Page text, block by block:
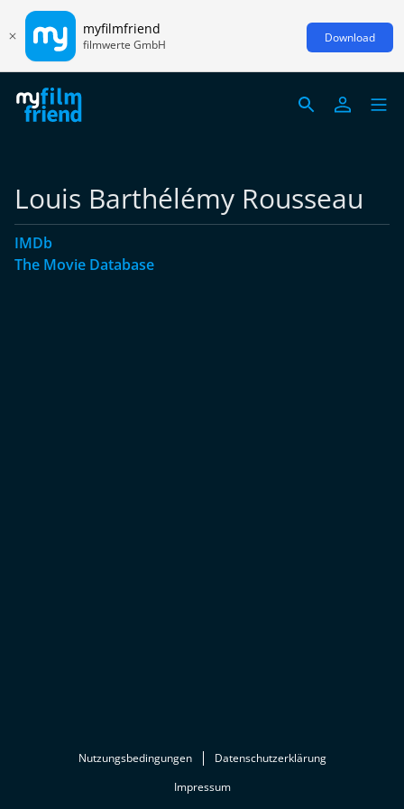
myfilmfriend
filmwerte GmbH Download
Louis Barthélémy Rousseau
IMDb
The Movie Database
Nutzungsbedingungen
Datenschutzerklärung
Impressum